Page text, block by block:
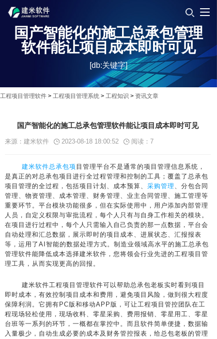
国产智能化的施工总承包管理
软件能让项目成本即时可见
[db:关键字]
工程项目管理软件 > 工程项目管理系统 > 工程知识 > 资讯文章
国产智能化的施工总承包管理软件能让项目成本即时可见
来源：建米软件 2023-08-18 18:00:52 阅读： 7
建米软件总承包项 目管理平台不是通常的项目管理信息系统，
是真正的对总承包项目进行全过程管理和控制的工具；覆盖了总承包
项目管理的全过程，包括项目计划、成本预算、 采购管理 、分包合同
管理、物资管理、成本管理、财务管理、业主合同管理、施工管理等
重要环节。平台模块功能很多，但在实际使用中，用户添加内部管理
人员，自定义权限与审批流程，每个人只有与自身工作相关的模块。
在项目进行过程中，每个人只需输入自己负责的那一点数据，平台会
自动处理和汇总数据，展示即时的项目成本、进展状态、汇报报表
等，运用了AI智能的数据处理方式。制造业领域高水平的施工总承包
管理软件能降低成本选择建米软件，您将领会行业先进的工程项目管
理工具，从而实现更高的回报。
建米软件工程项目管理软件可以帮助总承包老板实时看到项目
即时成本，有效控制项目成本和费用，避免项目风险，做到很大程度
保障利润。它拥有PC版和移动APP版，可让工程项目管控团队在工
程现场轻松使用，现场收料、零星采购、费用报销、零星用工、零星
台班等一系列的环节，一概都在掌控中。而且软件简单便捷，数据输
入量极少，自动生成必要的成本及财务管控报表，给总包老板的管理